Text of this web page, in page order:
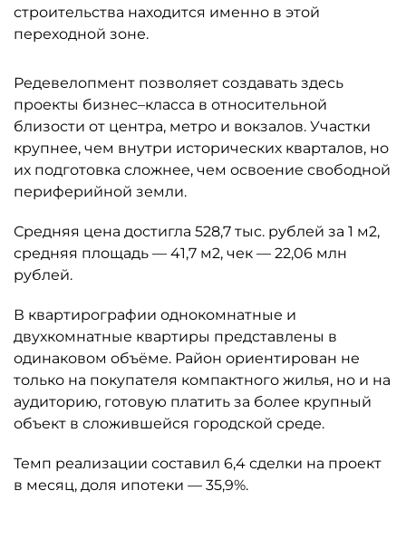
строительства находится именно в этой
переходной зоне.
Редевелопмент позволяет создавать здесь
проекты бизнес–класса в относительной
близости от центра, метро и вокзалов. Участки
крупнее, чем внутри исторических кварталов, но
их подготовка сложнее, чем освоение свободной
периферийной земли.
Средняя цена достигла 528,7 тыс. рублей за 1 м2,
средняя площадь — 41,7 м2, чек — 22,06 млн
рублей.
В квартирографии однокомнатные и
двухкомнатные квартиры представлены в
одинаковом объёме. Район ориентирован не
только на покупателя компактного жилья, но и на
аудиторию, готовую платить за более крупный
объект в сложившейся городской среде.
Темп реализации составил 6,4 сделки на проект
в месяц, доля ипотеки — 35,9%.